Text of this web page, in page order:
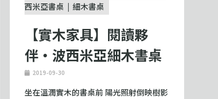
西米亞書桌
細木書桌
【實木家具】閱讀夥
伴‧波西米亞細木書桌
2019-09-30
坐在溫潤實木的書桌前 陽光照射倒映樹影